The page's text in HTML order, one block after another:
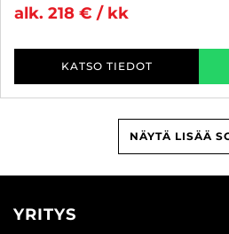
alk. 218 € / kk
KATSO TIEDOT
NÄYTÄ LISÄÄ
YRITYS